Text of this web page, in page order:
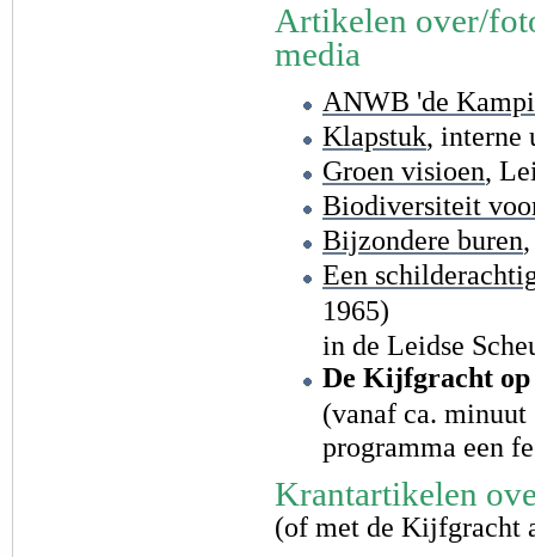
Artikelen over/
media
ANWB 'de
Klapstuk, interne
Groen visioen,
Biodiversiteit
Bijzondere buren
Een
1965)
in de Leidse
De Kijfgracht
(vanaf ca.
programma een
Krantartikelen
(of met de Kijfgracht